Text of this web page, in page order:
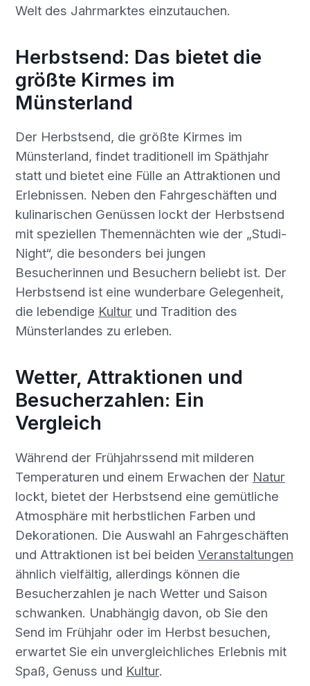
Welt des Jahrmarktes einzutauchen.
Herbstsend: Das bietet die
größte Kirmes im
Münsterland
Der Herbstsend, die größte Kirmes im
Münsterland, findet traditionell im Späthjahr
statt und bietet eine Fülle an Attraktionen und
Erlebnissen. Neben den Fahrgeschäften und
kulinarischen Genüssen lockt der Herbstsend
mit speziellen Themennächten wie der „Studi-
Night“, die besonders bei jungen
Besucherinnen und Besuchern beliebt ist. Der
Herbstsend ist eine wunderbare Gelegenheit,
die lebendige Kulturund Tradition des
Münsterlandes zu erleben.
Wetter, Attraktionen und
Besucherzahlen: Ein
Vergleich
Während der Frühjahrssend mit milderen
Temperaturen und einem Erwachen der Natur
lockt, bietet der Herbstsend eine gemütliche
Atmosphäre mit herbstlichen Farben und
Dekorationen. Die Auswahl an Fahrgeschäften
und Attraktionen ist bei beiden Veranstaltungen
ähnlich vielfältig, allerdings können die
Besucherzahlen je nach Wetter und Saison
schwanken. Unabhängig davon, ob Sie den
Send im Frühjahr oder im Herbst besuchen,
erwartet Sie ein unvergleichliches Erlebnis mit
Spaß, Genuss und Kultur.